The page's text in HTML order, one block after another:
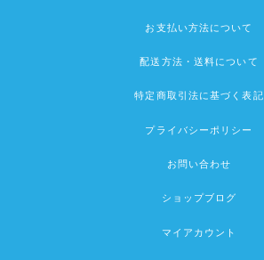
お支払い方法について
配送方法・送料について
特定商取引法に基づく表記
プライバシーポリシー
お問い合わせ
ショップブログ
マイアカウント